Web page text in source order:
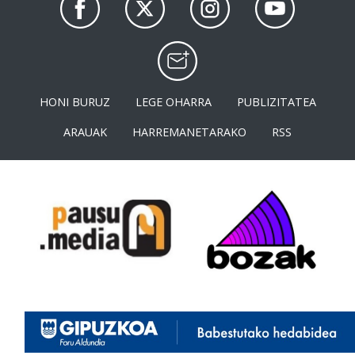
HONI BURUZ LEGE OHARRA
PUBLIZITATEA
ARAUAK
HARREMANETARAKO RSS